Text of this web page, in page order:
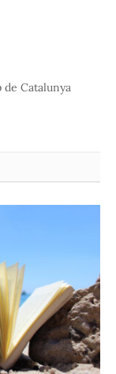
de Catalunya